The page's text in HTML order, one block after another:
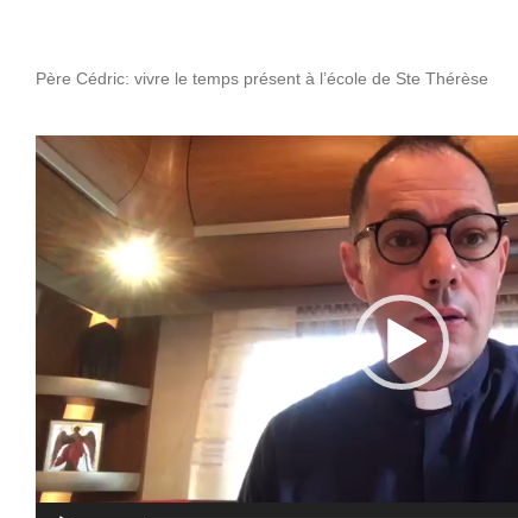
Père Cédric: vivre le temps présent à l’école de Ste Thérèse
Lecteur
vidéo